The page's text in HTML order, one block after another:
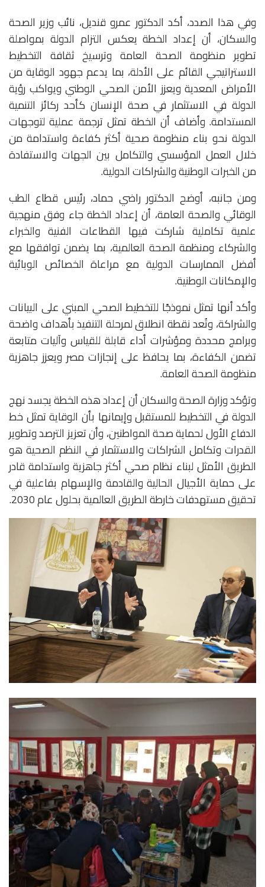
وفي هذا الصدد، أكد الدكتور عمرو قنديل، نائب وزير الصحة
والسكان، أن إعداد الخطة يعكس التزام الدولة بمواصلة
تطوير منظومة الصحة العامة وترسيخ ثقافة التخطيط
الاستراتيجي القائم على الأدلة، بما يدعم جهود الوقاية من
الأمراض المعدية ويعزز الأمن الصحي الوطني ويواكب رؤية
الدولة في الاستثمار في صحة الإنسان كأحد ركائز التنمية
المستدامة. وأضاف أن الخطة تمثل ترجمة عملية لتوجهات
الدولة نحو بناء منظومة صحية أكثر كفاءة واستدامة من
خلال العمل المؤسسي والتكامل بين الجهات والاستفادة
من الخبرات الوطنية والشراكات الدولية.
ومن جانبه، أوضح الدكتور راضي حماد، رئيس قطاع الطب
الوقائي والصحة العامة، أن إعداد الخطة جاء وفق منهجية
علمية تكاملية شاركت فيها القطاعات الفنية والخبراء
والشركاء ومنظمة الصحة العالمية، بما يضمن توافقها مع
أفضل الممارسات الدولية مع مراعاة الخصائص الوبائية
والإمكانات الوطنية.
وأكد أنها تمثل نموذجًا للتخطيط الصحي المبني على البيانات
والشراكة، وتُعد نقطة انطلاق لمرحلة التنفيذ بأهداف واضحة
وبرامج محددة ومؤشرات أداء قابلة للقياس وآليات متابعة
تضمن الكفاءة، بما يحافظ على إنجازات مصر ويعزز جاهزية
منظومة الصحة العامة.
وتؤكد وزارة الصحة والسكان أن إعداد هذه الخطة يجسد نهج
الدولة في التخطيط للمستقبل وإيمانها بأن الوقاية تمثل خط
الدفاع الأول لحماية صحة المواطنين، وأن تعزيز الترصد وتطوير
القدرات وتكامل الشراكات والاستثمار في النظم الصحية هو
الطريق الأمثل لبناء نظام صحي أكثر جاهزية واستدامة قادر
على حماية الأجيال الحالية والقادمة والإسهام بفاعلية في
تحقيق مستهدفات خارطة الطريق العالمية بحلول عام 2030.